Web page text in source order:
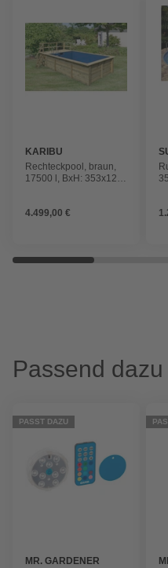
KARIBU
Rechteckpool, braun,
17500 l, BxH: 353x125
4.499,00 €
Passend dazu
PASST DAZU
MR. GARDENER